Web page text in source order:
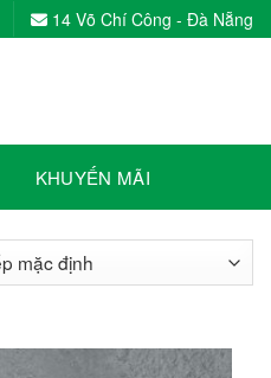
14 Võ Chí Công - Đà Nẵng
KHUYẾN MÃI